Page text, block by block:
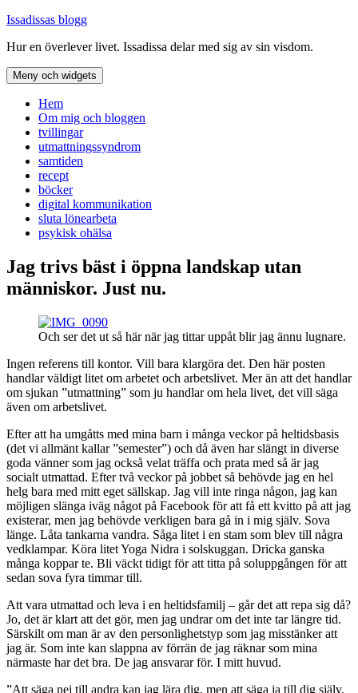
Hoppa
innehåll
Issadissas blogg
Hur en överlever livet. Issadissa delar med sig av sin visdom.
Meny och widgets
Hem
Om mig och bloggen
tvillingar
utmattningssyndrom
samtiden
recept
böcker
digital kommunikation
sluta lönearbeta
psykisk ohälsa
Jag trivs bäst i öppna landskap utan
människor. Just nu.
Och ser det ut så här när jag tittar uppåt blir jag ännu lugnare.
Ingen referens till kontor. Vill bara klargöra det. Den här posten
handlar väldigt litet om arbetet och arbetslivet. Mer än att det handlar
om sjukan ”utmattning” som ju handlar om hela livet, det vill säga
även om arbetslivet.
Efter att ha umgåtts med mina barn i många veckor på heltidsbasis
(det vi allmänt kallar ”semester”) och då även har slängt in diverse
goda vänner som jag också velat träffa och prata med så är jag
socialt utmattad. Efter två veckor på jobbet så behövde jag en hel
helg bara med mitt eget sällskap. Jag vill inte ringa någon, jag kan
möjligen slänga iväg något på Facebook för att få ett kvitto på att jag
existerar, men jag behövde verkligen bara gå in i mig själv. Sova
länge. Låta tankarna vandra. Såga litet i en stam som blev till några
vedklampar. Köra litet Yoga Nidra i solskuggan. Dricka ganska
många koppar te. Bli väckt tidigt för att titta på soluppgången för att
sedan sova fyra timmar till.
Att vara utmattad och leva i en heltidsfamilj – går det att repa sig då?
Jo, det är klart att det gör, men jag undrar om det inte tar längre tid.
Särskilt om man är av den personlighetstyp som jag misstänker att
jag är. Som inte kan slappna av förrän de jag räknar som mina
närmaste har det bra. De jag ansvarar för. I mitt huvud.
”Att säga nej till andra kan jag lära dig, men att säga ja till dig själv,